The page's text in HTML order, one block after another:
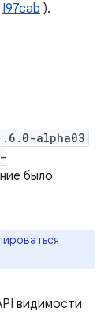
I97cab ).
alpha03
было
видимости